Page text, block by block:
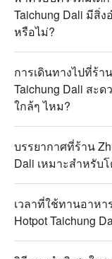
Taichung Dali มีสิ่
หรือไม่?
การเดินทางไปที่ร้า
Taichung Dali สะ
ใกล้ๆ ไหม?
บรรยากาศที่ร้าน
Dali เหมาะสำหรับ
เวลาที่ใช้ทานอาหา
Hotpot Taichung